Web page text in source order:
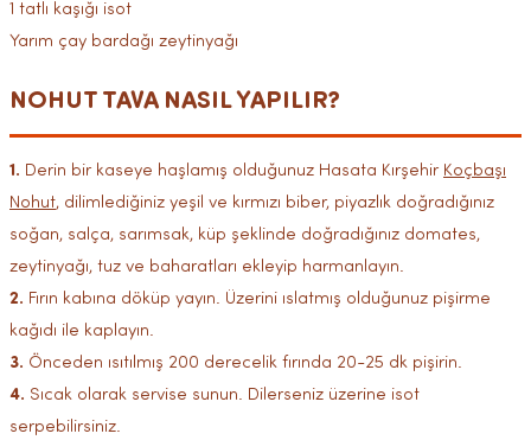
1 tatlı kaşığı isot
Yarım çay bardağı zeytinyağı
NOHUT TAVA NASIL YAPILIR?
1. Derin bir kaseye haşlamış olduğunuz Hasata Kırşehir Koçbaşı
Nohut, dilimlediğiniz yeşil ve kırmızı biber, piyazlık doğradığınız
soğan, salça, sarımsak, küp şeklinde doğradığınız domates,
zeytinyağı, tuz ve baharatları ekleyip harmanlayın.
2. Fırın kabına döküp yayın. Üzerini ıslatmış olduğunuz pişirme
kağıdı ile kaplayın.
3. Önceden ısıtılmış 200 derecelik fırında 20-25 dk pişirin.
4. Sıcak olarak servise sunun. Dilerseniz üzerine isot
serpebilirsiniz.